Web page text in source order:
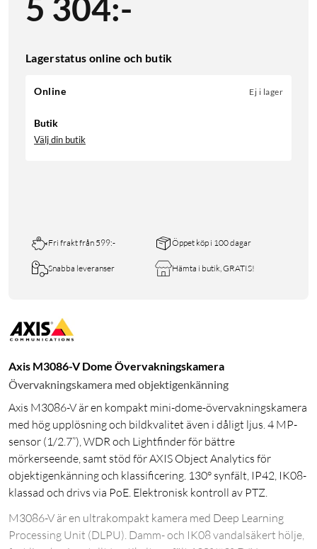
5 304:-
Lagerstatus online och butik
Online Ej i lager
Butik
Välj din butik
Fri frakt från 599:- Öppet köp i 100 dagar
Snabba leveranser Hämta i butik, GRATIS!
Axis M3086-V Dome Övervakningskamera
Övervakningskamera med objektigenkänning
Axis M3086-V är en kompakt mini-dome-övervakningskamera
med hög upplösning och bildkvalitet även i dåligt ljus. 4 MP-
sensor (1/2.7”), WDR och Lightfinder för bättre
mörkerseende, samt stöd för AXIS Object Analytics för
objektigenkänning och klassificering. 130° synfält, IP42, IK08-
klassad och drivs via PoE. Elektronisk kontroll av PTZ.
M3086-V är en ultrakompakt kamera med Deep Learning
Processing Unit (DLPU). Damm- och IK08 vandalsäkert hölje,